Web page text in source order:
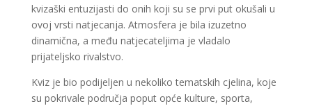
kvizaški entuzijasti do onih koji su se prvi put okušali u
ovoj vrsti natjecanja. Atmosfera je bila izuzetno
dinamična, a među natjecateljima je vladalo
prijateljsko rivalstvo.
Kviz je bio podijeljen u nekoliko tematskih cjelina, koje
su pokrivale područja poput opće kulture, sporta,